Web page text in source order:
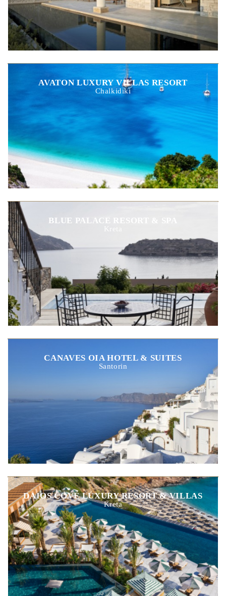
AVATON LUXURY VILLAS RESORT
Chalkidiki
BLUE PALACE RESORT & SPA
Kreta
CANAVES OIA HOTEL & SUITES
Santorin
DAIOS COVE LUXURY RESORT & VILLAS
Kreta